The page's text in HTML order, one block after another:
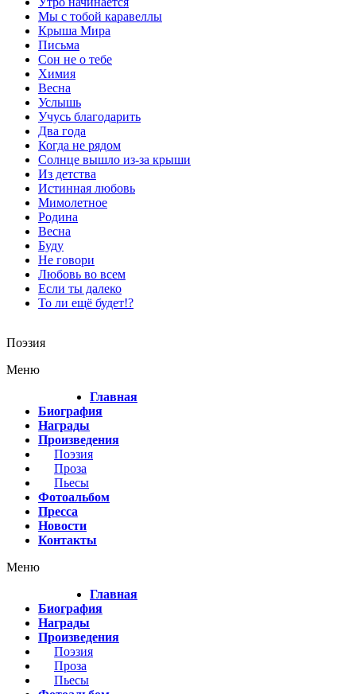
Мы с тобой каравеллы
Крыша Мира
Письма
Сон не о тебе
Химия
Весна
Услышь
Учусь благодарить
Два года
Когда не рядом
Солнце вышло из-за крыши
Из детства
Истинная любовь
Мимолетное
Родина
Весна
Буду
Не говори
Любовь во всем
Если ты далеко
То ли ещё будет!?
Поэзия
Меню
Главная
Биография
Награды
Произведения
Поэзия
Проза
Пьесы
Фотоальбом
Пресса
Новости
Контакты
Меню
Главная
Биография
Награды
Произведения
Поэзия
Проза
Пьесы